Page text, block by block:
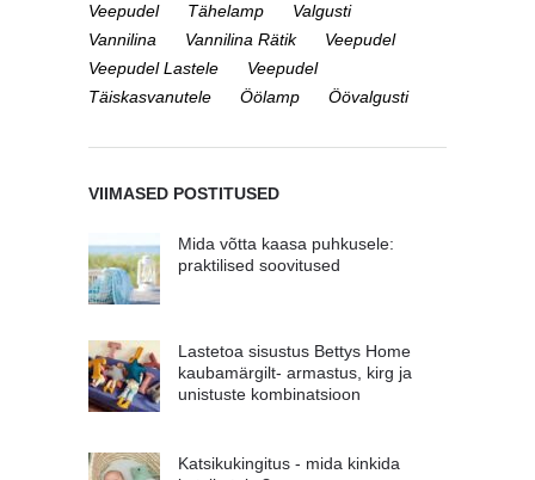
Veepudel
Tähelamp
Valgusti
Vannilina
Vannilina Rätik
Veepudel
Veepudel Lastele
Veepudel
Täiskasvanutele
Öölamp Öövalgusti
VIIMASED POSTITUSED
Mida võtta kaasa puhkusele:
praktilised soovitused
Lastetoa sisustus Bettys Home
kaubamärgilt- armastus, kirg ja
unistuste kombinatsioon
Katsikukingitus - mida kinkida